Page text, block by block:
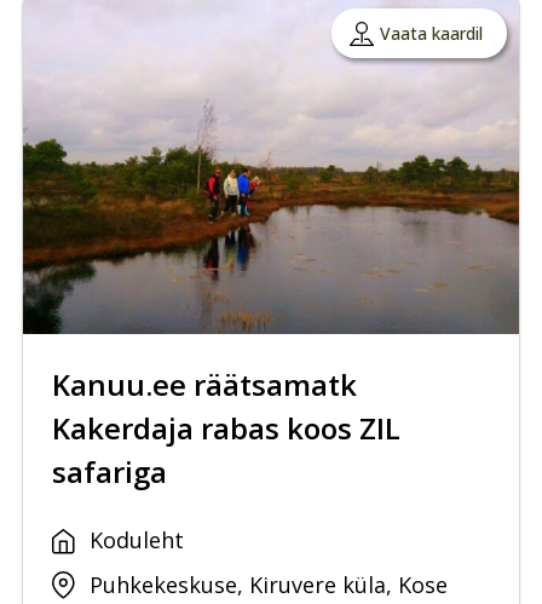
Vaata kaardil
Kanuu.ee räätsamatk
Kakerdaja rabas koos ZIL
safariga
Koduleht
Puhkekeskuse, Kiruvere küla, Kose